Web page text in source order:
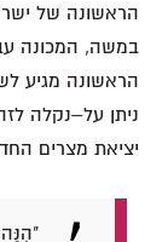
הראשונה של
במשה, המכונה
ניתן על–נקלה
יציאת מצרים